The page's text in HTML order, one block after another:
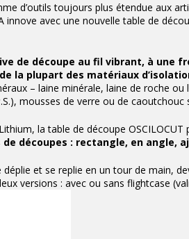
d’outils toujours plus étendue aux
innove avec une nouvelle table de
de découpe au fil vibrant, à une
la plupart des matériaux
– laine minérale, laine de roche
mousses de verre ou de
la table de découpe
découpes : rectangle, en angle,
déplie et se replie en un tour de main,
versions : avec ou sans flightcase